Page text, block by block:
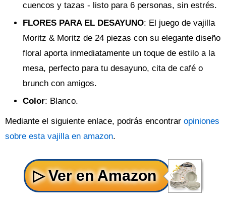
cuencos y tazas - listo para 6 personas, sin estrés.
FLORES PARA EL DESAYUNO: El juego de vajilla
Moritz & Moritz de 24 piezas con su elegante diseño
floral aporta inmediatamente un toque de estilo a la
mesa, perfecto para tu desayuno, cita de café o
brunch con amigos.
Color: Blanco.
Mediante el siguiente enlace, podrás encontrar opiniones
sobre esta vajilla en amazon.